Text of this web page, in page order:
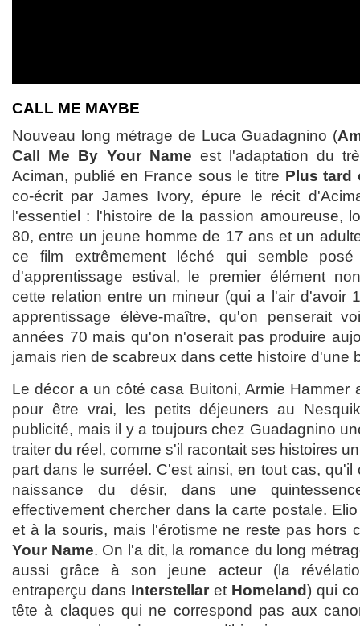
CALL ME MAYBE
Nouveau long métrage de Luca Guadagnino (
Call Me By Your Name est l'adaptation du
Aciman, publié en France sous le titre Plus tard
co-écrit par James Ivory, épure le récit
l'essentiel : l'histoire de la passion amoureuse,
80, entre un jeune homme de 17 ans et un
ce film extrêmement léché qui semble
d'apprentissage estival, le premier élément
cette relation entre un mineur (qui a l'air d'avoir
apprentissage élève-maître, qu'on penserait
années 70 mais qu'on n'oserait pas produire
jamais rien de scabreux dans cette histoire d'une
Le décor a un côté casa Buitoni, Armie Hammer
pour être vrai, les petits déjeuners au
publicité, mais il y a toujours chez Guadagnino
traiter du réel, comme s'il racontait ses histoires
part dans le surréel. C'est ainsi, en tout cas, qu'il
naissance du désir, dans une
effectivement chercher dans la carte postale.
et à la souris, mais l'érotisme ne reste pas hors
Your Name. On l'a dit, la romance du long
aussi grâce à son jeune acteur (la
entraperçu dans Interstellar et Homeland) qui
tête à claques qui ne correspond pas aux